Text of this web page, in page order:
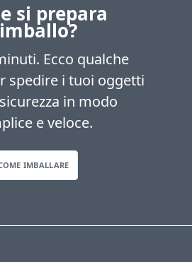
si prepara
Ecco qualche
spedire i tuoi oggetti
in modo
e veloce.
IMBALLARE